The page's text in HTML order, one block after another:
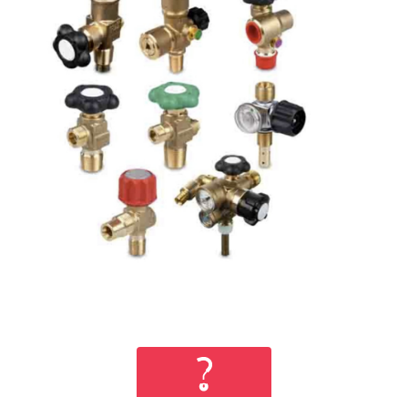
Lampi operatie
Negatoscoape
Holter EKG
Perfuzomate
Injectomate
CPAP si AUTOCPAP
Instrumentar
Instalatii gaze medicinale
Statii gaze medicinale
Butelii gaze medicale